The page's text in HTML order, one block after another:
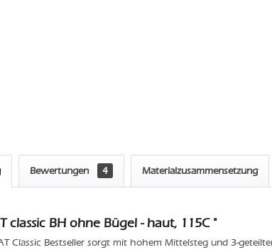
Bewertungen 4 Materialzusammensetzung
classic BH ohne Bügel - haut, 115C "
Classic Bestseller sorgt mit hohem Mittelsteg und 3-